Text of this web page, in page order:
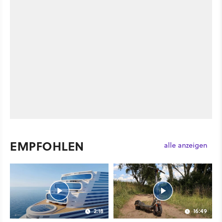
EMPFOHLEN alle anzeigen
2:18 16:49